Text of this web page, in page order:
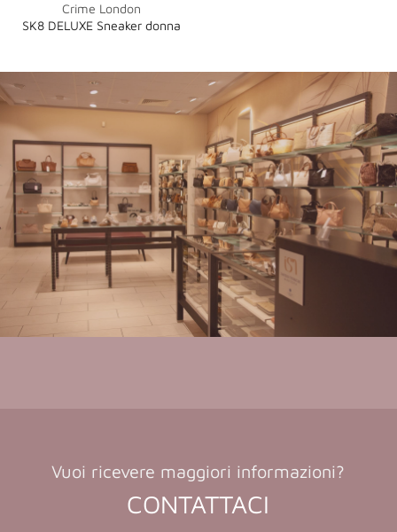
Crime London
SK8 DELUXE Sneaker donna
Vuoi ricevere maggiori informazioni?
CONTATTACI